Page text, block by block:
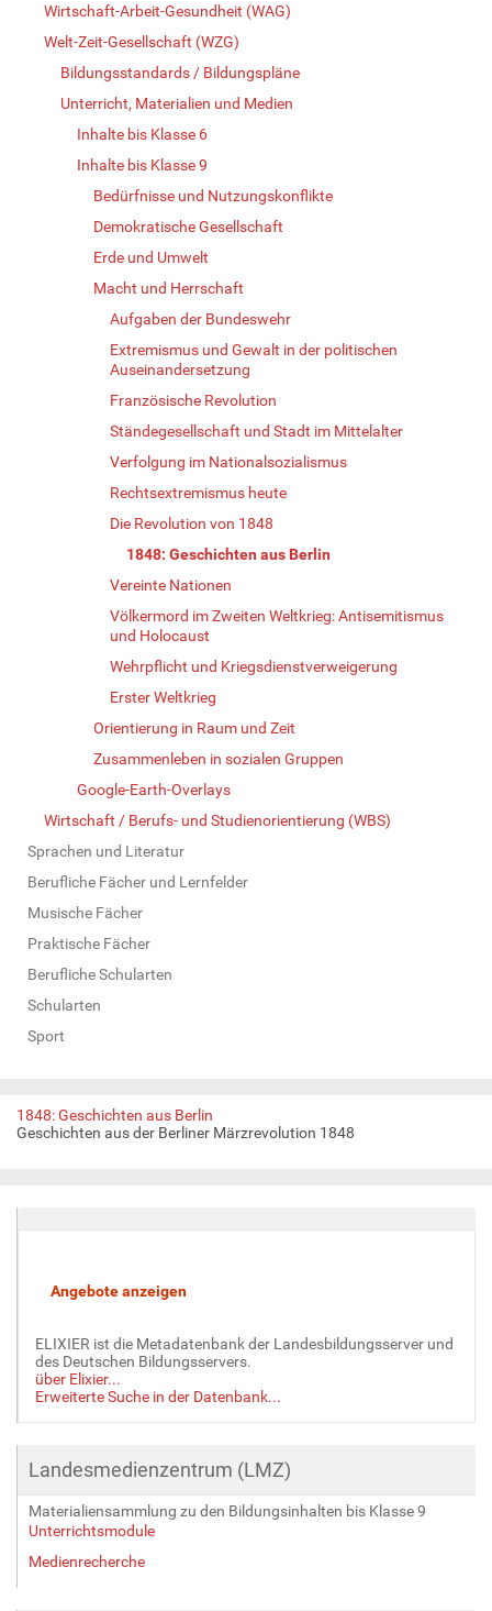
Wirtschaft-Arbeit-Gesundheit (WAG)
Welt-Zeit-Gesellschaft (WZG)
Bildungsstandards / Bildungspläne
Unterricht, Materialien und Medien
Inhalte bis Klasse 6
Inhalte bis Klasse 9
Bedürfnisse und Nutzungskonflikte
Demokratische Gesellschaft
Erde und Umwelt
Macht und Herrschaft
Aufgaben der Bundeswehr
Extremismus und Gewalt in der politischen
Auseinandersetzung
Französische Revolution
Ständegesellschaft und Stadt im Mittelalter
Verfolgung im Nationalsozialismus
Rechtsextremismus heute
Die Revolution von 1848
1848: Geschichten aus Berlin
Vereinte Nationen
Völkermord im Zweiten Weltkrieg: Antisemitismus
und Holocaust
Wehrpflicht und Kriegsdienstverweigerung
Erster Weltkrieg
Orientierung in Raum und Zeit
Zusammenleben in sozialen Gruppen
Google-Earth-Overlays
Wirtschaft / Berufs- und Studienorientierung (WBS)
Sprachen und Literatur
Berufliche Fächer und Lernfelder
Musische Fächer
Praktische Fächer
Berufliche Schularten
Schularten
Sport
1848: Geschichten aus Berlin
Geschichten aus der Berliner Märzrevolution 1848
ELIXIER ist die Metadatenbank der Landesbildungsserver und
des Deutschen Bildungsservers.
über Elixier...
Erweiterte Suche in der Datenbank...
Landesmedienzentrum (LMZ)
Materialiensammlung zu den Bildungsinhalten bis Klasse 9
Unterrichtsmodule
Medienrecherche